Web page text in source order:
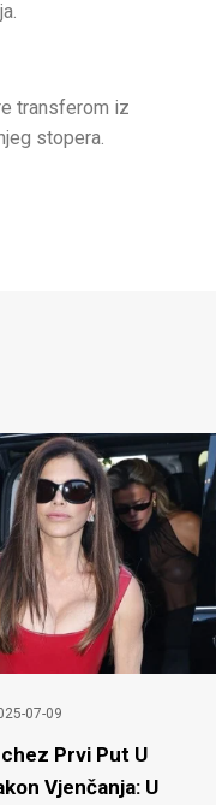
transferom iz
stopera.
07-09
Prvi Put U
Vjenčanja: U